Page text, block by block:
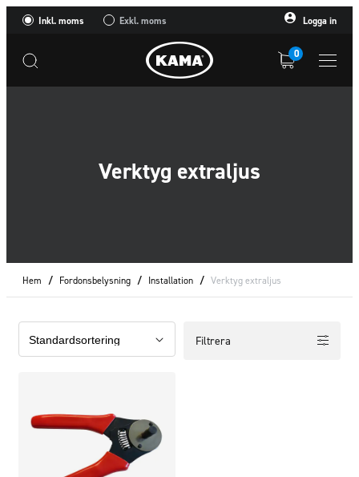
Inkl. moms Exkl. moms Logga in
0
Verktyg extraljus
Hem / Fordonsbelysning / Installation / Verktyg extraljus
Filtrera